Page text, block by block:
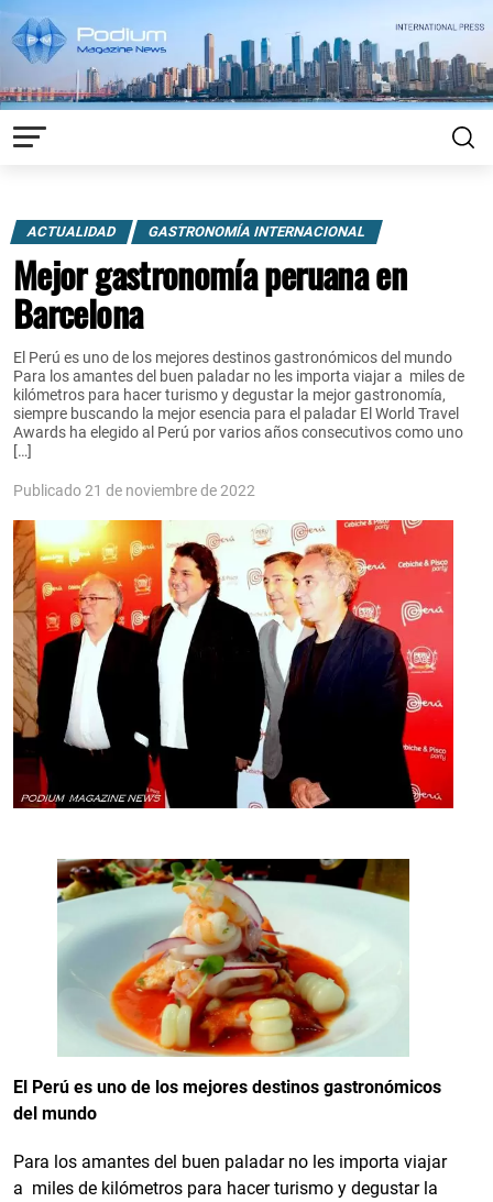
ACTUALIDAD GASTRONOMÍA INTERNACIONAL
Mejor gastronomía peruana en
Barcelona
El Perú es uno de los mejores destinos gastronómicos del mundo
Para los amantes del buen paladar no les importa viajar a miles de
kilómetros para hacer turismo y degustar la mejor gastronomía,
siempre buscando la mejor esencia para el paladar El World Travel
Awards ha elegido al Perú por varios años consecutivos como uno
[…]
Publicado 21 de noviembre de 2022
El Perú es uno de los mejores destinos gastronómicos
del mundo
Para los amantes del buen paladar no les importa viajar
a miles de kilómetros para hacer turismo y degustar la